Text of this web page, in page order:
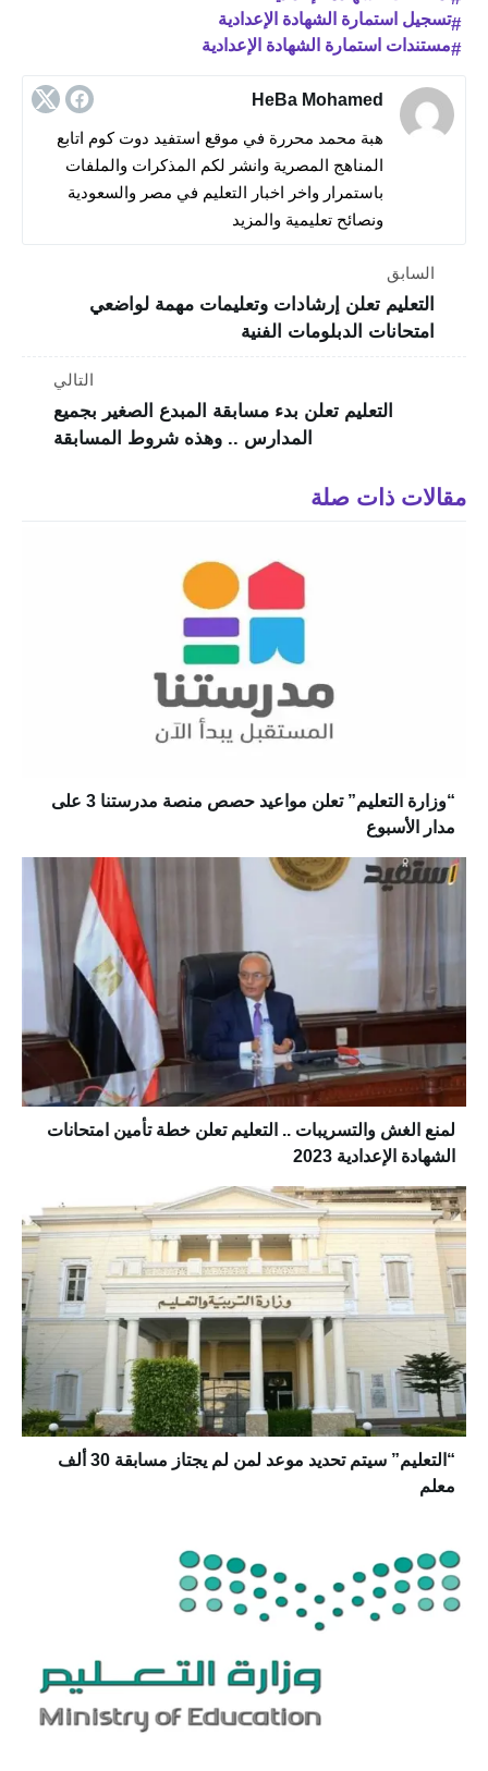
تسجيل استمارة الشهادة الإعدادية
مستندات استمارة الشهادة الإعدادية
HeBa Mohamed
هبة محمد محررة في موقع استفيد دوت كوم اتابع
المناهج المصرية وانشر لكم المذكرات والملفات
باستمرار واخر اخبار التعليم في مصر والسعودية
ونصائح تعليمية والمزيد
السابق
التعليم تعلن إرشادات وتعليمات مهمة لواضعي
امتحانات الدبلومات الفنية
التالي
التعليم تعلن بدء مسابقة المبدع الصغير بجميع
المدارس .. وهذه شروط المسابقة
مقالات ذات صلة
“وزارة التعليم” تعلن مواعيد حصص منصة مدرستنا 3 على
مدار الأسبوع
لمنع الغش والتسريبات .. التعليم تعلن خطة تأمين امتحانات
الشهادة الإعدادية 2023
“التعليم” سيتم تحديد موعد لمن لم يجتاز مسابقة 30 ألف
معلم